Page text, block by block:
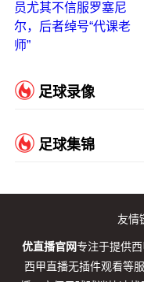
足球录像
足球集锦
友情
优直播官网专注于提供
西甲直播无插件观看等